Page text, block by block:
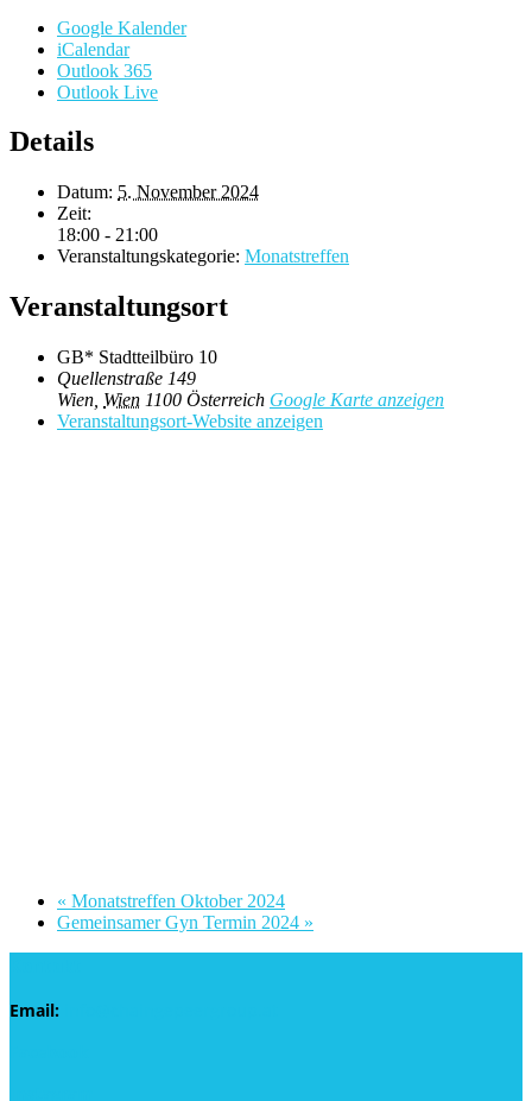
Google Kalender
iCalendar
Outlook 365
Outlook Live
Details
Datum: 5. November 2024
Zeit:
18:00 - 21:00
Veranstaltungskategorie: Monatstreffen
Veranstaltungsort
GB* Stadtteilbüro 10
Quellenstraße 149
Wien Wien 1100 Österreich Google Karte anzeigen
Veranstaltungsort-Website anzeigen
« Monatstreffen Oktober 2024
Gemeinsamer Gyn Termin 2024 »
Email: